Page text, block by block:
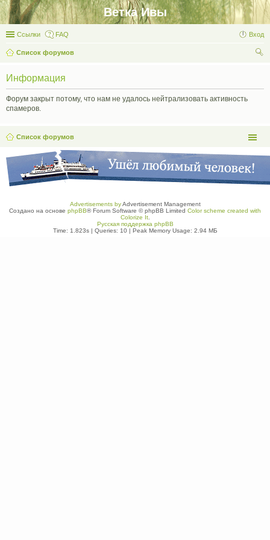
Ветка Ивы
Ссылки FAQ Вход
Список форумов
Информация
Форум закрыт потому, что нам не удалось нейтрализовать активность
спамеров.
Список форумов
Advertisements byAdvertisement Management
Создано на основе phpBB® Forum Software © phpBB Limited Color scheme created with
Colorize It.
Русская поддержка phpBB
Time: 1.823s| Queries: 10| Peak Memory Usage: 2.94 МБ